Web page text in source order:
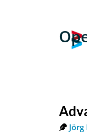
Jörg